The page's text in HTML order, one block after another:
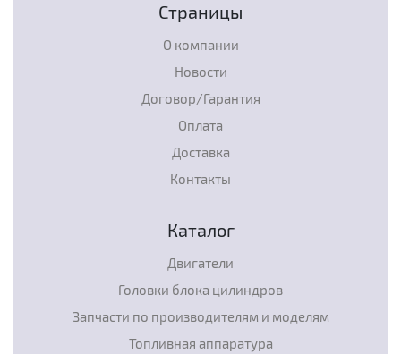
Страницы
О компании
Новости
Договор/Гарантия
Оплата
Доставка
Контакты
Каталог
Двигатели
Головки блока цилиндров
Запчасти по производителям и моделям
Топливная аппаратура